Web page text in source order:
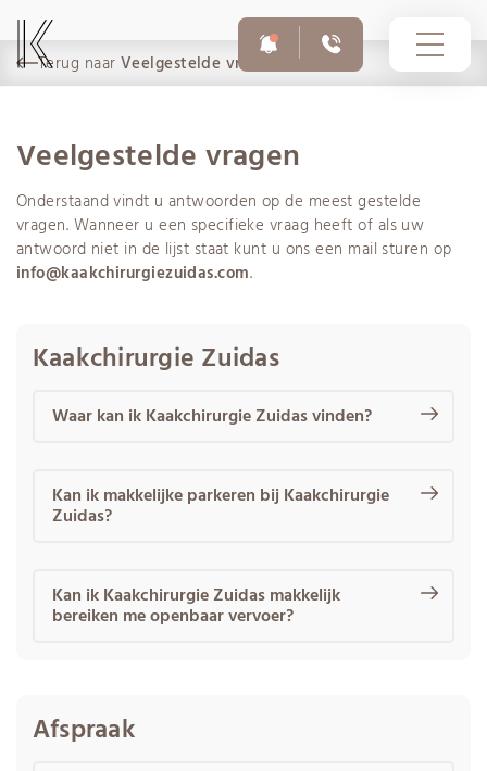
10-03-2026
Op dit moment zijn er phishingmails in omloop uit naam
van Infomedics met als onderwerp ‘Openstaande
vordering – Infomedics’. In deze e-mails wordt gevraagd
om binnen enkele dagen een openstaande rekening te
Voor afspraken en vragen
020 308 6055
Terug naar Veelgestelde vragen
Veelgestelde vragen
Onderstaand vindt u antwoorden op de meest gestelde
vragen. Wanneer u een specifieke vraag heeft of als uw
antwoord niet in de lijst staat kunt u ons een mail sturen op
info@kaakchirurgiezuidas.com.
Kaakchirurgie Zuidas
Waar kan ik Kaakchirurgie Zuidas vinden?
Kan ik makkelijke parkeren bij Kaakchirurgie
Zuidas?
Kan ik Kaakchirurgie Zuidas makkelijk
bereiken me openbaar vervoer?
Afspraak